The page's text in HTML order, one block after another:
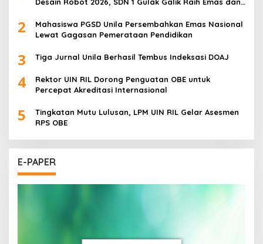
Desain Robot 2026, SDN 1 Gulak Galik Raih Emas dan
2
Mahasiswa PGSD Unila Persembahkan Emas Nasional
Lewat Gagasan Pemerataan Pendidikan
3 Tiga Jurnal Unila Berhasil Tembus Indeksasi DOAJ
4
Rektor UIN RIL Dorong Penguatan OBE untuk
Percepat Akreditasi Internasional
5
Tingkatan Mutu Lulusan, LPM UIN RIL Gelar Asesmen
RPS OBE
E-PAPER